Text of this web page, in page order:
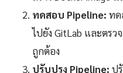
ทดสอบ Pipeline: ทด
ไปยัง GitLab และตรว
ถูกต้อง
ปรับปรุง Pipeline: ป